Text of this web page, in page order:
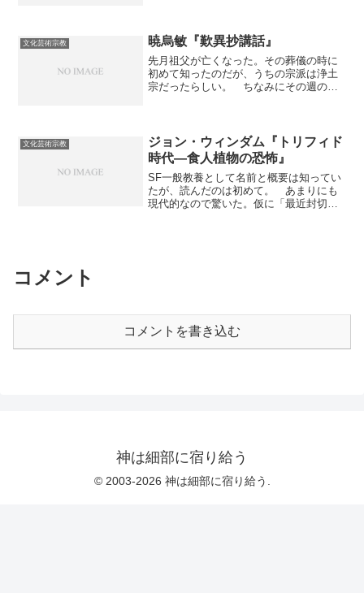
るものだろう。 生まれたときから宗教
教育を受けている人の中には、この全能
感が消えるよりも早く、その対象が神に
置き換えられ、生涯その衝撃なしで生き
てきた人がいるのではないかと思う。
人（一匹）きりで育つ魚の精神状態を想
像することが不可能なのと同じように。
*1：実際に自分はそうだという人いま
す？おまけ【ニコニコ動画】神（５９
歳）でナイト・オブ・ナイツ
文化芸術宗教 暁烏敏『歎異抄講話』
先月祖父が亡くなった。その葬儀の時に
初めて知ったのだが、うちの宗派は浄土
宗だったらしい。 ちなみにその週の絶
そのせいという訳でもなかろうが、私は
仏教の中では浄土真宗が好きだ。歎異抄
は有名で色々解説本も出ているが、私は
この本をおすすめする。おまけ 仏教つ
ながり。【ニコニコ動画】僧侶のアクエ
リオン
文化芸術宗教
ジョン・ウィンダム『トリフィド
時代―食人植物の恐怖』
SF一般教養として名前と概要は知ってい
たが、読んだのは初めて。 あまりにも
現代的なので驚いた。仮に「最近封切ら
コメント
コメントを書き込む
神は細部に宿り給う
© 2003-2026 神は細部に宿り給う.